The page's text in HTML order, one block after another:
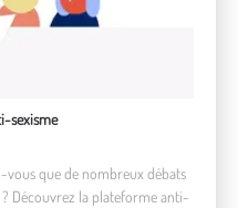
sexisme
vous que de nombreux débats
Découvrez la plateforme anti-